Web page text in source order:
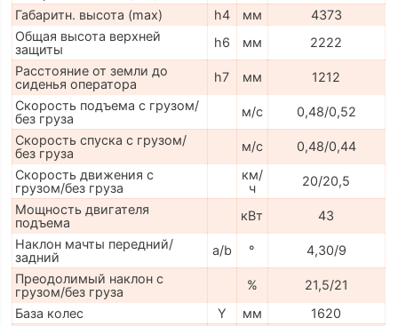
Габаритн. высота (max)
h4 мм
4373
Общая высота верхней
защиты
h6 мм
2222
Расстояние от земли до
сиденья оператора
h7 мм
1212
Скорость подъема с грузом/
без груза
м/с
0,48/0,52
Скорость спуска с грузом/
без груза
м/с
0,48/0,44
Скорость движения с
грузом/без груза
км/
ч
20/20,5
Мощность двигателя
подъема
кВт
43
Наклон мачты передний/
задний
a/b °
4,30/9
Преодолимый наклон с
грузом/без груза
%
21,5/21
База колес
Y мм
1620